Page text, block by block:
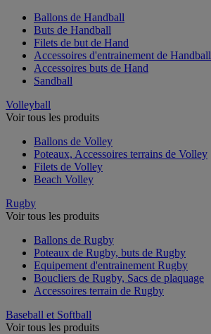
Ballons de Handball
Buts de Handball
Filets de but de Hand
Accessoires d'entrainement de Handball
Accessoires buts de Hand
Sandball
Volleyball
Voir tous les produits
Ballons de Volley
Poteaux, Accessoires terrains de Volley
Filets de Volley
Beach Volley
Rugby
Voir tous les produits
Ballons de Rugby
Poteaux de Rugby, buts de Rugby
Equipement d'entrainement Rugby
Boucliers de Rugby, Sacs de plaquage
Accessoires terrain de Rugby
Baseball et Softball
Voir tous les produits